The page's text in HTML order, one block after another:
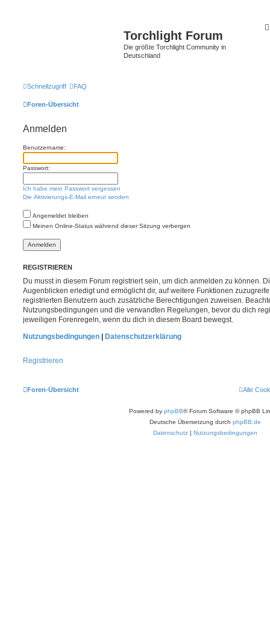
Torchlight Forum
Die größte Torchlight Community in
Deutschland
Schnellzugriff FAQ
Foren-Übersicht
Anmelden
Benutzername:
Passwort:
Ich habe mein Passwort vergessen
Die Aktivierungs-E-Mail erneut senden
Angemeldet bleiben
Meinen Online-Status während dieser Sitzung verbergen
REGISTRIEREN
Du musst in diesem Forum registriert sein, um dich anmelden zu können.
Augenblicken erledigt und ermöglicht dir, auf weitere Funktionen
registrierten Benutzern auch zusätzliche Berechtigungen zuweisen.
Nutzungsbedingungen und die verwandten Regelungen, bevor du dich
jeweiligen Forenregeln, wenn du dich in diesem Board bewegst.
Nutzungsbedingungen
Datenschutzerklärung
Registrieren
Foren-Übersicht Alle
Powered by phpBB® Forum Software © phpBB
Deutsche Übersetzung durch phpBB.de
Datenschutz | Nutzungsbedingungen